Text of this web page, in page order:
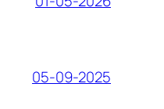
05-09-2025